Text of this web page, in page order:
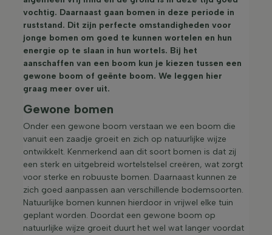
vochtig. Daarnaast gaan bomen in deze periode in
ruststand. Dit zijn perfecte omstandigheden voor
jonge bomen om goed te kunnen wortelen en hun
energie op te slaan in hun wortels. Bij het
aanschaffen van een boom kun je kiezen tussen een
gewone boom of geënte boom. We leggen hier
graag meer over uit.
Gewone bomen
Onder een gewone boom verstaan we een boom die
vanuit een zaadje groeit en zich op natuurlijke wijze
ontwikkelt. Kenmerkend aan dit soort bomen is dat zij
een sterk en uitgebreid wortelstelsel creëren, wat zorgt
voor sterke en robuuste bomen. Daarnaast kunnen ze
zich goed aanpassen aan verschillende bodemsoorten.
Natuurlijke bomen kunnen hierdoor in vrijwel elke tuin
geplant worden. Doordat een gewone boom op
natuurlijke wijze groeit duurt het wel wat langer voordat